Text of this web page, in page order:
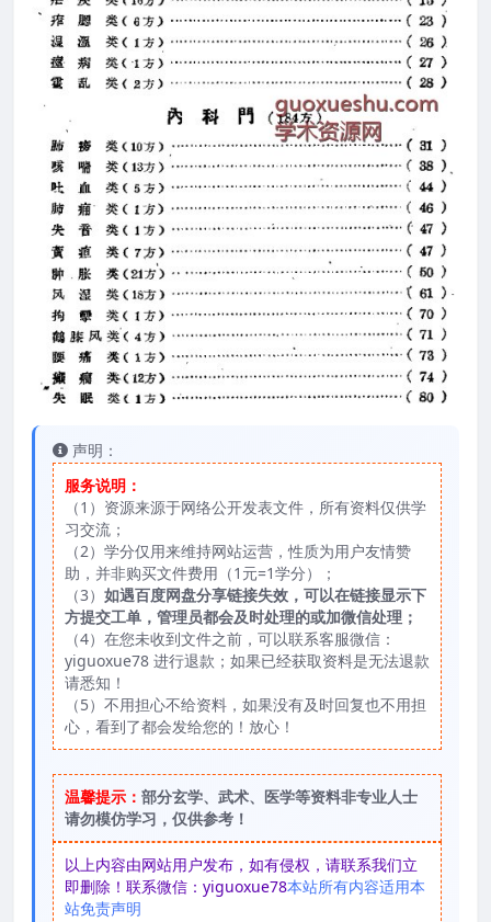
声明：
服务说明：
（1）资源来源于网络公开发表文件，所有资料仅供学
习交流；
（2）学分仅用来维持网站运营，性质为用户友情赞
助，并非购买文件费用（1元=1学分）；
（3） 如遇百度网盘分享链接失效，可以在链接显示下
方提交工单，管理员都会及时处理的或加微信处理；
（4）在您未收到文件之前，可以联系客服微信：
yiguoxue78 进行退款；如果已经获取资料是无法退款
请悉知！
（5）不用担心不给资料，如果没有及时回复也不用担
心，看到了都会发给您的！放心！
温馨提示： 部分玄学、武术、医学等资料非专业人士
请勿模仿学习，仅供参考！
以上内容由网站用户发布，如有侵权，请联系我们立
即删除！联系微信：yiguoxue78本站所有内容适用本
站免责声明